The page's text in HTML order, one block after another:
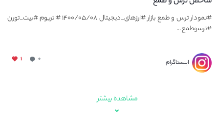
#نمودار ترس و طمع بازار #ارزهای_دیجیتال ۱۴۰۰/۰۵/۰۸ #اتریوم #بیت_تورن
#ترسوطمع ...
اینستاگرام ۰ ۱
مشاهده بیشتر